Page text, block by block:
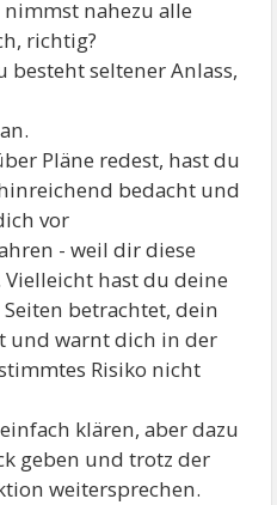
nahezu alle
richtig?
besteht seltener Anlass,
Pläne redest, hast du
bedacht und
vor
- weil dir diese
hast du deine
betrachtet, dein
und warnt dich in der
Risiko nicht
klären, aber dazu
geben und trotz der
weitersprechen.